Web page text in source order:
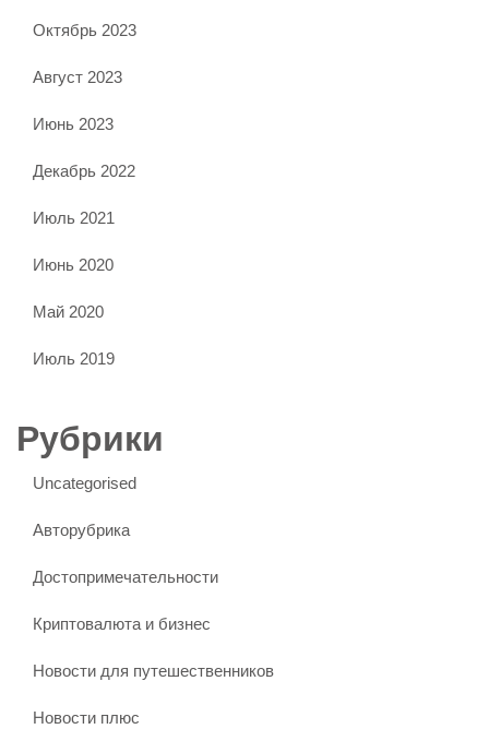
Октябрь 2023
Август 2023
Июнь 2023
Декабрь 2022
Июль 2021
Июнь 2020
Май 2020
Июль 2019
Рубрики
Uncategorised
Авторубрика
Достопримечательности
Криптовалюта и бизнес
Новости для путешественников
Новости плюс